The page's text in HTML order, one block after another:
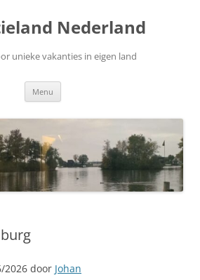
Nederland
unieke vakanties in eigen land
Menu
2026 door Johan